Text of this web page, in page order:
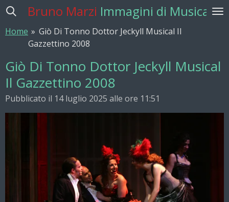
Vai
contenuto
principale
Bruno Marzi Immagini di Musica
Home » Giò Di Tonno Dottor Jeckyll Musical Il
Gazzettino 2008
Giò Di Tonno Dottor Jeckyll Musical
Il Gazzettino 2008
Pubblicato il 14 luglio 2025 alle ore 11:51